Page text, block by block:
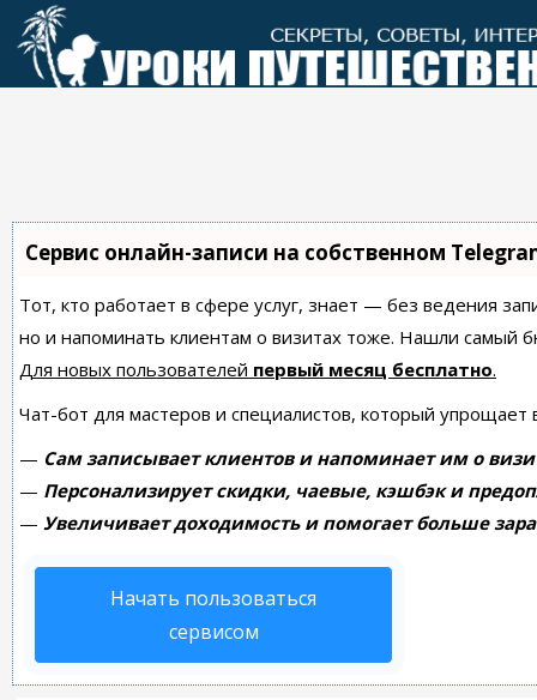
Перейти
контенту
Сервис онлайн-записи на собственном
Тот, кто работает в сфере услуг, знает — без ведения
но и напоминать клиентам о визитах тоже. Нашли самый
Для новых пользователей первый месяц бесплатно.
Чат-бот для мастеров и специалистов, который упрощает
— Сам записывает клиентов и напоминает им о
— Персонализирует скидки, чаевые, кэшбэк и
— Увеличивает доходимость и помогает больше
Начать пользоваться
сервисом